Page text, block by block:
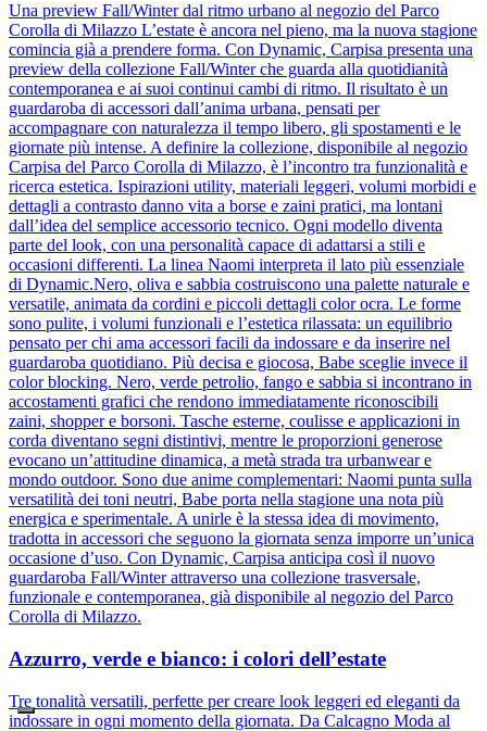
Una preview Fall/Winter dal ritmo urbano al negozio del Parco
Corolla di Milazzo L’estate è ancora nel pieno, ma la nuova stagione
comincia già a prendere forma. Con Dynamic, Carpisa presenta una
preview della collezione Fall/Winter che guarda alla quotidianità
contemporanea e ai suoi continui cambi di ritmo. Il risultato è un
guardaroba di accessori dall’anima urbana, pensati per
accompagnare con naturalezza il tempo libero, gli spostamenti e le
giornate più intense. A definire la collezione, disponibile al negozio
Carpisa del Parco Corolla di Milazzo, è l’incontro tra funzionalità e
ricerca estetica. Ispirazioni utility, materiali leggeri, volumi morbidi e
dettagli a contrasto danno vita a borse e zaini pratici, ma lontani
dall’idea del semplice accessorio tecnico. Ogni modello diventa
parte del look, con una personalità capace di adattarsi a stili e
occasioni differenti. La linea Naomi interpreta il lato più essenziale
di Dynamic.Nero, oliva e sabbia costruiscono una palette naturale e
versatile, animata da cordini e piccoli dettagli color ocra. Le forme
sono pulite, i volumi funzionali e l’estetica rilassata: un equilibrio
pensato per chi ama accessori facili da indossare e da inserire nel
guardaroba quotidiano. Più decisa e giocosa, Babe sceglie invece il
color blocking. Nero, verde petrolio, fango e sabbia si incontrano in
accostamenti grafici che rendono immediatamente riconoscibili
zaini, shopper e borsoni. Tasche esterne, coulisse e applicazioni in
corda diventano segni distintivi, mentre le proporzioni generose
evocano un’attitudine dinamica, a metà strada tra urbanwear e
mondo outdoor. Sono due anime complementari: Naomi punta sulla
versatilità dei toni neutri, Babe porta nella stagione una nota più
energica e sperimentale. A unirle è la stessa idea di movimento,
tradotta in accessori che seguono la giornata senza imporre un’unica
occasione d’uso. Con Dynamic, Carpisa anticipa così il nuovo
guardaroba Fall/Winter attraverso una collezione trasversale,
funzionale e contemporanea, già disponibile al negozio del Parco
Corolla di Milazzo.
Azzurro, verde e bianco: i colori dell’estate
Tre tonalità versatili, perfette per creare look leggeri ed eleganti da
indossare in ogni momento della giornata. Da Calcagno Moda al